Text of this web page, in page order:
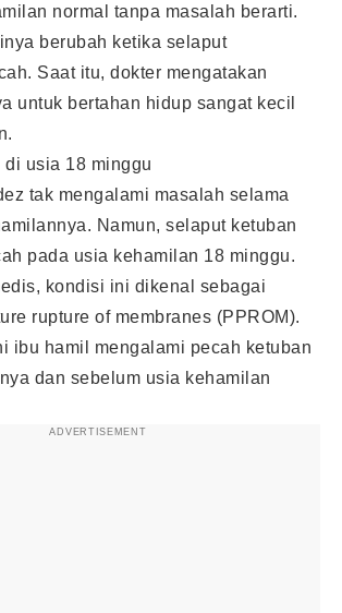
normal tanpa masalah berarti.
berubah ketika selaput
Saat itu, dokter mengatakan
untuk bertahan hidup sangat kecil
di usia 18 minggu
tak mengalami masalah selama
Namun, selaput ketuban
pada usia kehamilan 18 minggu.
kondisi ini dikenal sebagai
rupture of membranes (PPROM).
ibu hamil mengalami pecah ketuban
dan sebelum usia kehamilan
ADVERTISEMENT